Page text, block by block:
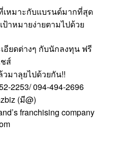
เหมาะกับแบรนด์มากที่สุด
ป้าหมายง่ายตามไปด้วย
อียดต่างๆ กับนักลงทุน ฟรี
ส์
มาลุยไปด้วยกัน!!
2253/ 094-494-2696
(มี@)
franchising company